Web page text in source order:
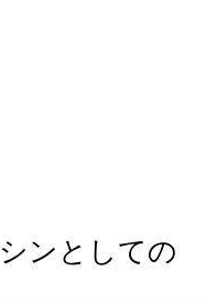
ンとしての